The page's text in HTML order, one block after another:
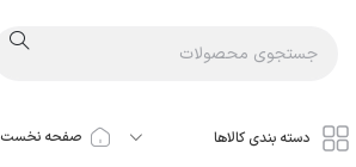
دسته بندی کالاها صفحه نخست